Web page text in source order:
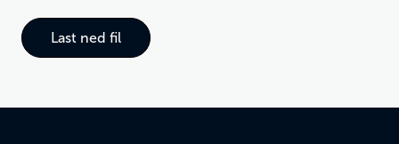
Last ned fil